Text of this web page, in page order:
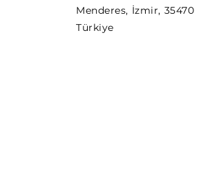
Menderes, İzmir, 35470
Türkiye